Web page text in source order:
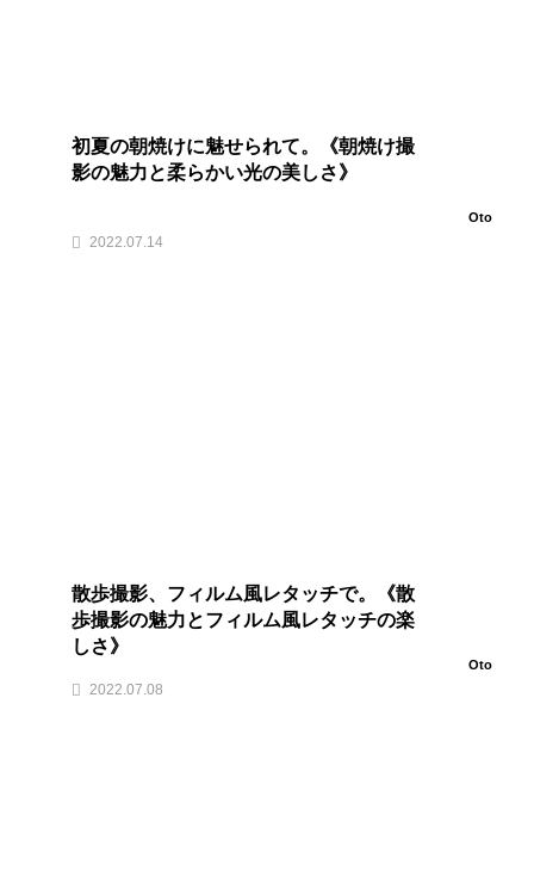
初夏の朝焼けに魅せられて。《朝焼け撮
影の魅力と柔らかい光の美しさ》
Oto
2022.07.14
散歩撮影、フィルム風レタッチで。《散
歩撮影の魅力とフィルム風レタッチの楽
しさ》
Oto
2022.07.08